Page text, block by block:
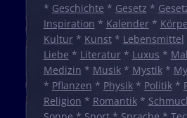
* Geschichte * Gesetz *
Inspiration * Kalender*
Kultur* Kunst* Lebensmittel
Liebe * Literatur* Luxus *
Medizin * Musik* Mystik*
* Pflanzen * Physik* Politik*
Religion * Romantik*